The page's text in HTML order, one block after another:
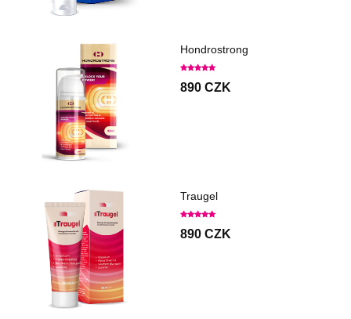
Hondrostrong
890 CZK
Traugel
890 CZK